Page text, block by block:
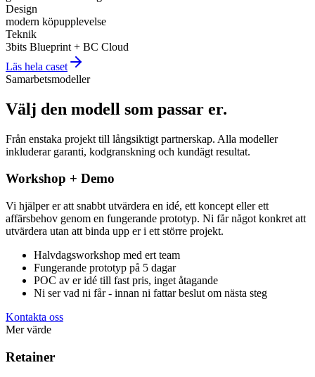
Design
modern köpupplevelse
Teknik
3bits Blueprint + BC Cloud
Läs hela caset
Samarbetsmodeller
Välj den modell som passar er.
Från enstaka projekt till långsiktigt partnerskap. Alla modeller
inkluderar garanti, kodgranskning och kundägt resultat.
Workshop + Demo
Vi hjälper er att snabbt utvärdera en idé, ett koncept eller ett
affärsbehov genom en fungerande prototyp. Ni får något konkret att
utvärdera utan att binda upp er i ett större projekt.
Halvdagsworkshop med ert team
Fungerande prototyp på 5 dagar
POC av er idé till fast pris, inget åtagande
Ni ser vad ni får - innan ni fattar beslut om nästa steg
Kontakta oss
Mer värde
Retainer